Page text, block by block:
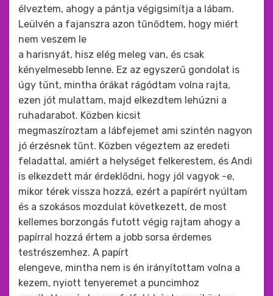
élveztem, ahogy a pántja végigsimítja a lábam.
Leülvén a fajanszra azon tűnődtem, hogy miért
nem veszem le
a harisnyát, hisz elég meleg van, és csak
kényelmesebb lenne. Ez az egyszerű gondolat is
úgy tűnt, mintha órákat rágódtam volna rajta,
ezen jót mulattam, majd elkezdtem lehúzni a
ruhadarabot. Közben kicsit
megmaszíroztam a lábfejemet ami szintén nagyon
jó érzésnek tűnt. Közben végeztem az eredeti
feladattal, amiért a helységet felkerestem, és Andi
is elkezdett már érdeklődni, hogy jól vagyok -e,
mikor térek vissza hozzá, ezért a papírért nyúltam
és a szokásos mozdulat következett, de most
kellemes borzongás futott végig rajtam ahogy a
papírral hozzá értem a jobb sorsa érdemes
testrészemhez. A papírt
elengeve, mintha nem is én irányítottam volna a
kezem, nyiott tenyeremet a puncimhoz